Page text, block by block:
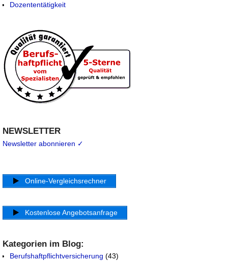
Dozententätigkeit
NEWSLETTER
Newsletter abonnieren ✓
Online-Vergleichsrechner
Kostenlose Angebotsanfrage
Kategorien im Blog:
Berufshaftpflichtversicherung (43)